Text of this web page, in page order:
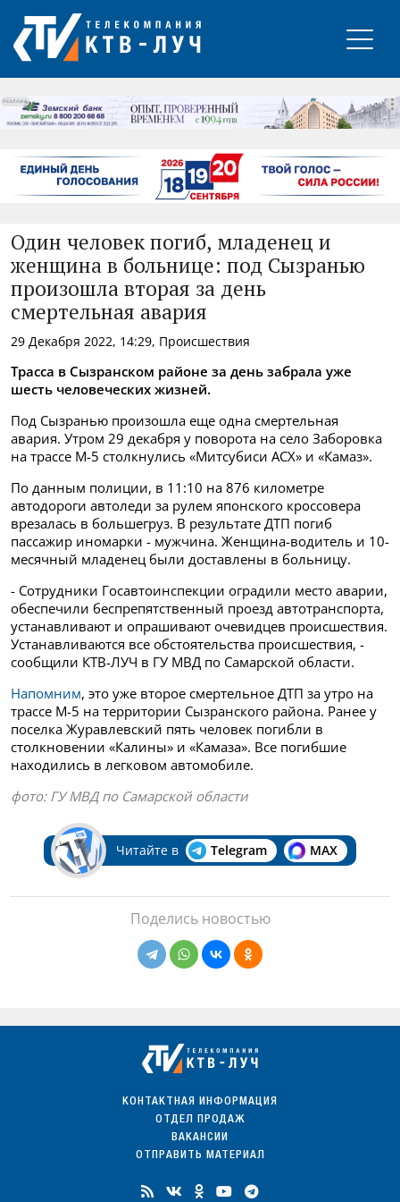
РЕКЛАМА
Один человек погиб, младенец и
женщина в больнице: под Сызранью
произошла вторая за день
смертельная авария
29 Декабря 2022, 14:29, Происшествия
Трасса в Сызранском районе за день забрала уже
шесть человеческих жизней.
Под Сызранью произошла еще одна смертельная
авария. Утром 29 декабря у поворота на село Заборовка
на трассе М-5 столкнулись «Митсубиси АСХ» и «Камаз».
По данным полиции, в 11:10 на 876 километре
автодороги автоледи за рулем японского кроссовера
врезалась в большегруз. В результате ДТП погиб
пассажир иномарки - мужчина. Женщина-водитель и 10-
месячный младенец были доставлены в больницу.
- Сотрудники Госавтоинспекции оградили место аварии,
обеспечили беспрепятственный проезд автотранспорта,
устанавливают и опрашивают очевидцев происшествия.
Устанавливаются все обстоятельства происшествия, -
сообщили КТВ-ЛУЧ в ГУ МВД по Самарской области.
Напомним, это уже второе смертельное ДТП за утро на
трассе М-5 на территории Сызранского района. Ранее у
поселка Журавлевский пять человек погибли в
столкновении «Калины» и «Камаза». Все погибшие
находились в легковом автомобиле.
фото: ГУ МВД по Самарской области
Читайте в Telegram MAX
Поделись новостью
КОНТАКТНАЯ ИНФОРМАЦИЯ
ОТДЕЛ ПРОДАЖ
ВАКАНСИИ
ОТПРАВИТЬ МАТЕРИАЛ